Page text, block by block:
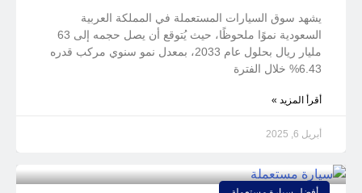
يشهد سوق السيارات المستعملة في المملكة العربية
السعودية نموًا ملحوظًا، حيث يُتوقع أن يصل حجمه إلى 63
مليار ريال بحلول عام 2033، بمعدل نمو سنوي مركب قدره
6.43% خلال الفترة
أقرأ المزيد »
أبريل 6, 2025